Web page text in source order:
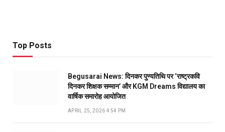
Top Posts
Begusarai News: दिनकर पुण्यतिथि पर ‘राष्ट्रकवि
दिनकर शिक्षक सम्मान’ और KGM Dreams विद्यालय का
वार्षिक समारोह आयोजित
APRIL 25, 2026 4:54 PM